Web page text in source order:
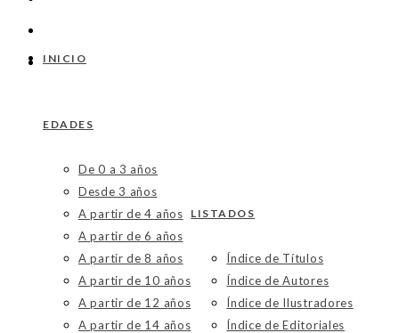
INICIO
EDADES
De 0 a 3 años
Desde 3 años
A partir de 4 años
A partir de 6 años
A partir de 8 años
A partir de 10 años
A partir de 12 años
A partir de 14 años
LISTADOS
Índice de Títulos
Índice de Autores
Índice de Ilustradores
Índice de Editoriales